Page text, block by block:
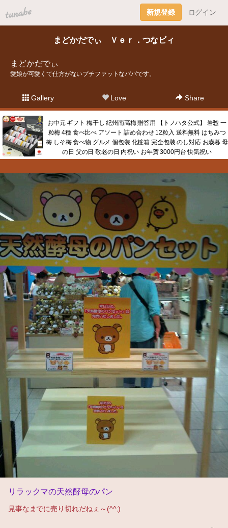
tuna.be 新規登録 ログイン
まどかだでぃ Ｖｅｒ．つなビィ
まどかだでぃ
愛娘が可愛くて仕方がないプチファットなパパです。
Gallery Love Share
お中元 ギフト 梅干し 紀州南高梅 贈答用 【トノハタ公式】 岩惣 一
粒梅 4種 食べ比べ アソート 詰め合わせ 12粒入 送料無料 はちみつ
梅 しそ梅 食べ物 グルメ 個包装 化粧箱 完全包装 のし対応 お歳暮 母
の日 父の日 敬老の日 内祝い お年賀 3000円台 快気祝い
リラックマの天然酵母のパン
見事なまでに売り切れだねぇ～(^^;)